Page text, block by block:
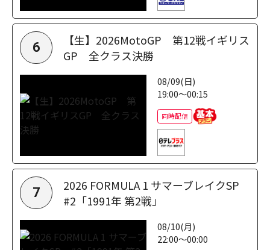
6
【生】2026MotoGP 第12戦イギリス
GP 全クラス決勝
08/09(日)
19:00～00:15
同時配信
7
2026 FORMULA 1 サマーブレイクSP
#2「1991年 第2戦」
08/10(月)
22:00～00:00